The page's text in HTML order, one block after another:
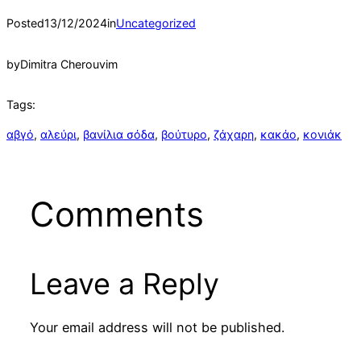
Posted13/12/2024inUncategorized
byDimitra Cherouvim
Tags:
αβγό, αλεύρι, βανίλια σόδα, βούτυρο, ζάχαρη, κακάο, κονιάκ
Comments
Leave a Reply
Your email address will not be published.